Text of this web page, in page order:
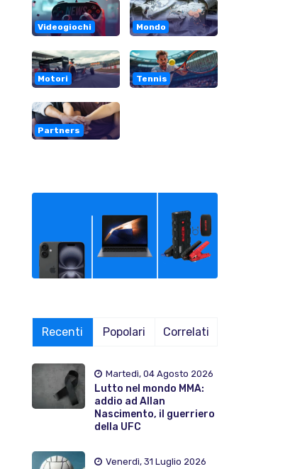
Videogiochi Mondo
Motori Tennis
Partners
Recenti Popolari Correlati
Martedì, 04 Agosto 2026
Lutto nel mondo MMA:
addio ad Allan
Nascimento, il guerriero
della UFC
Venerdì, 31 Luglio 2026